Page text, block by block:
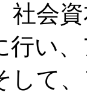
社会
行い
して